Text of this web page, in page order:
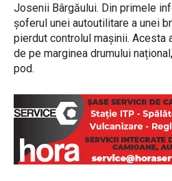
Josenii Bârgăului. Din primele
șoferul unei autoutilitare a unei
pierdut controlul mașinii. Acesta
de pe marginea drumului
pod.